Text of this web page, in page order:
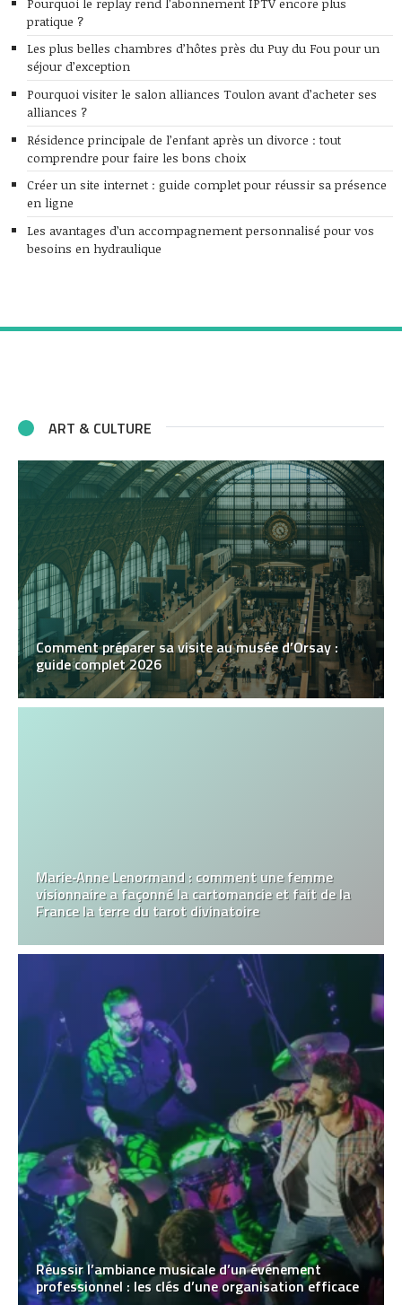
pratique ?
Les plus belles chambres d’hôtes près du Puy du Fou pour un
séjour d’exception
Pourquoi visiter le salon alliances Toulon avant d’acheter ses
alliances ?
Résidence principale de l’enfant après un divorce : tout
comprendre pour faire les bons choix
Créer un site internet : guide complet pour réussir sa présence
en ligne
Les avantages d’un accompagnement personnalisé pour vos
besoins en hydraulique
ART & CULTURE
Comment préparer sa visite au musée d’Orsay :
guide complet 2026
Marie‑Anne Lenormand : comment une femme
visionnaire a façonné la cartomancie et fait de la
France la terre du tarot divinatoire
Réussir l’ambiance musicale d’un événement
professionnel : les clés d’une organisation efficace